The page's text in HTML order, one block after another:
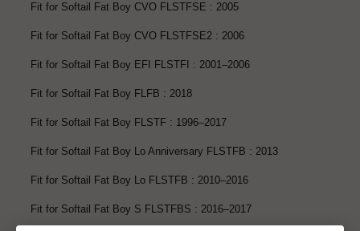
Fit for Softail Fat Boy CVO FLSTFSE : 2005
Fit for Softail Fat Boy CVO FLSTFSE2 : 2006
Fit for Softail Fat Boy EFI FLSTFI : 2001–2006
Fit for Softail Fat Boy FLFB : 2018
Fit for Softail Fat Boy FLSTF : 1996–2017
Fit for Softail Fat Boy Lo Anniversary FLSTFB : 2013
Fit for Softail Fat Boy Lo FLSTFB : 2010–2016
Fit for Softail Fat Boy S FLSTFBS : 2016–2017